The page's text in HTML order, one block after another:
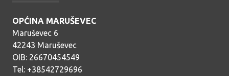
OPĆINA MARUŠEVEC
Maruševec 6
42243 Maruševec
OIB: 26670454549
Tel: +38542729696